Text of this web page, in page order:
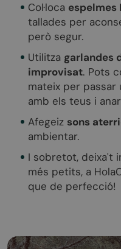
Col·loca espelmes
tallades per
però segur.
Utilitza garlandes
improvisat. Pots
mateix per
amb els teus i
Afegeiz sons
ambientar.
I sobretot, deixa't
més petits, a
que de perfecció!